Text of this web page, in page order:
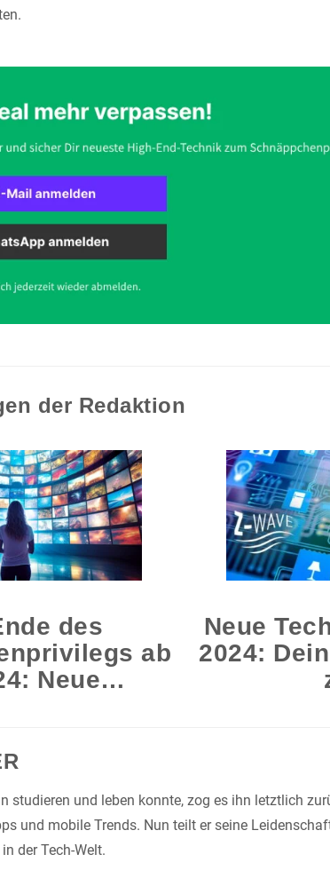
der Redaktion
des
ab
Neue…
Neue
2024:
studieren und leben konnte, zog es ihn letztlich
und mobile Trends. Nun teilt er seine
der Tech-Welt.